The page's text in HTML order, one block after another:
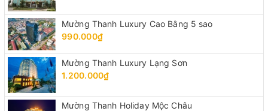
Mường Thanh Luxury Cao Bằng 5 sao
990.000₫
Mường Thanh Luxury Lạng Sơn
1.200.000₫
Mường Thanh Holiday Mộc Châu